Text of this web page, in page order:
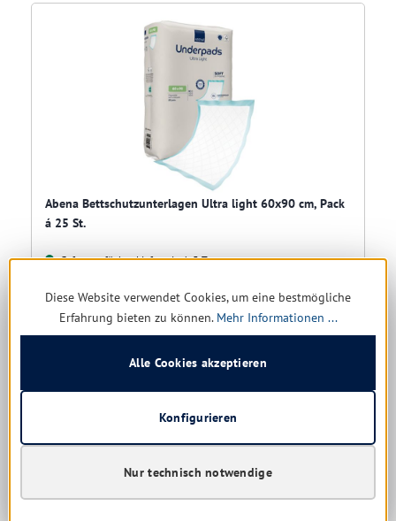
Abena Bettschutzunterlagen Ultra light 60x90 cm, Pack
á 25 St.
Sofort verfügbar, Lieferzeit: 1-5 Tage
Ab4,64 € *
Details
Diese Website verwendet Cookies, um eine bestmögliche
Erfahrung bieten zu können. Mehr Informationen ...
Nur technisch notwendige
Konfigurieren
Alle Cookies akzeptieren